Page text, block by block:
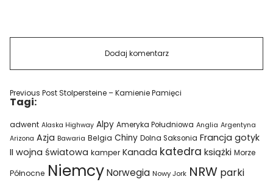
Previous PostStolpersteine – Kamienie Pamięci
Tagi:
adwent Alaska Highway Alpy Ameryka Południowa Anglia Argentyna
Arizona Azja Bawaria Belgia Chiny Dolna Saksonia Francja gotyk
II wojna światowa kamper Kanada katedra książki Morze
Północne Niemcy Norwegia Nowy Jork NRW parki